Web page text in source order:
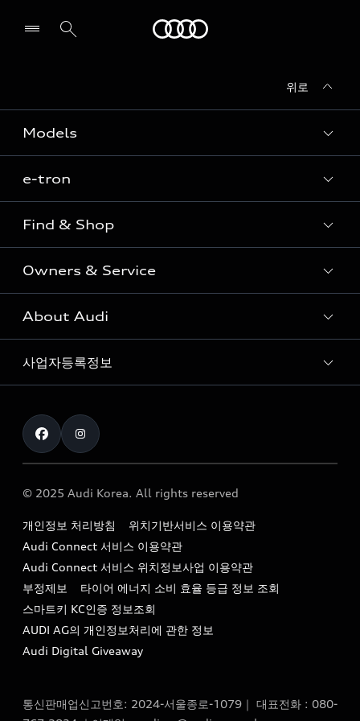
위로
Models
Sedan
SUV
Coupe
S range
e-tron
e-tron
Find & Shop
전시장/AAP 전시장/AS센터
아우디 신차 재고
아우디 모델 비교하기
아우디 공식 인증 중고차
The new Audi A6 Taste Drive 이벤트
Owners & Service
고객안내
Audi Connect
myAudiworld
내비게이션 데이터 다운로드
아우디 영상 매뉴얼
서비스 센터
서비스 프로그램
아우디 e-tron 케어 프로그램
사설수리업체를 위한 권고사항
About Audi
아우디 브랜드
Formula 1
Audi Story
아우디코리아 소식
아우디코리아 소개
아우디 스토리
아우디 브랜드 히스토리
quattro 시스템
사업자등록정보
통신판매업신고번호 : 2024-서울종로-1079
대표자명 : 틸 셰어
딩)
이메일 : audi_m@audi-ccc.co.kr
© 2025 Audi Korea. All rights reserved
개인정보 처리방침
위치기반서비스 이용약관
Audi Connect 서비스 이용약관
Audi Connect 서비스 위치정보사업 이용약관
부정제보
타이어 에너지 소비 효율 등급 정보 조회
스마트키 KC인증 정보조회
AUDI AG의 개인정보처리에 관한 정보
Audi Digital Giveaway
통신판매업신고번호: 2024-서울종로-1079｜ 대표전화 : 080-